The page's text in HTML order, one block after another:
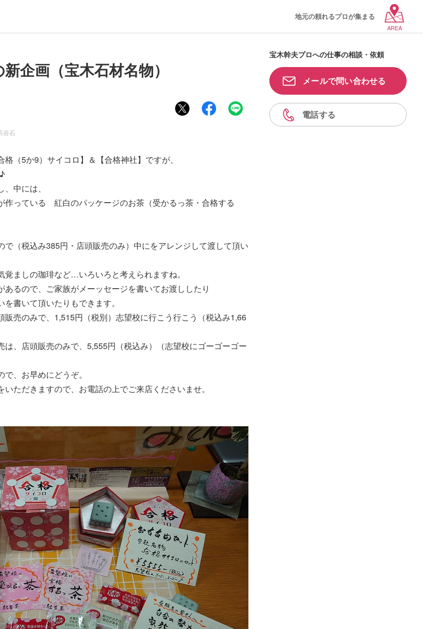
地元の頼れるプロが集まる
AREA
企画（宝木石材名物）
谷石
（5か9）サイコロ】＆【合格神社】ですが、
中には、
作っている 紅白のパッケージのお茶（受かるっ茶・合格する
で（税込み385円・店頭販売のみ）中にをアレンジして渡して頂い
覚ましの珈琲など…いろいろと考えられますね。
るので、ご家族がメーッセージを書いてお渡ししたり
書いて頂いたりもできます。
販売のみで、1,515円（税別）志望校に行こう行こう（税込み1,66
は、店頭販売のみで、5,555円（税込み）（志望校にゴーゴーゴー
、お早めにどうぞ。
ただきますので、お電話の上でご来店くださいませ。
宝木幹夫プロへの仕事の相談・依頼
メールで問い合わせる
電話する